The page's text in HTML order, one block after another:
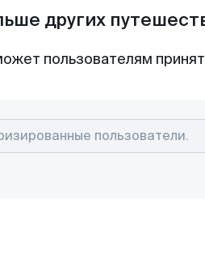
других
пользователям